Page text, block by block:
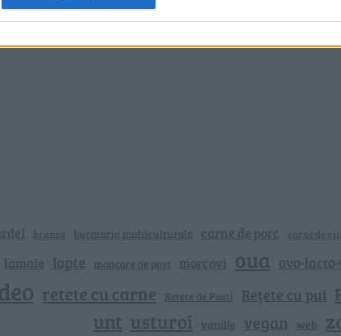
branza bucataria multiculturala carne de porc carne de
lamaie lapte mancare de post morcovi oua ovo-
retete cu carne Retete de Pasti Rețete cu pui
unt usturoi vanilie vegan web